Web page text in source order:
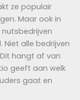
ze populair
Maar ook in
Niet alle bedrijven
hangt af van
geeft aan welk
gaat en